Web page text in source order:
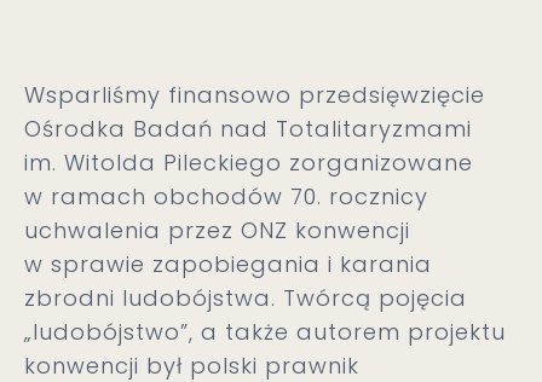
Wsparliśmy finansowo przedsięwzięcie
Ośrodka Badań nad Totalitaryzmami
im. Witolda Pileckiego zorganizowane
w ramach obchodów 70. rocznicy
uchwalenia przez ONZ konwencji
w sprawie zapobiegania i karania
zbrodni ludobójstwa. Twórcą pojęcia
„ludobójstwo”, a także autorem projektu
konwencji był polski prawnik